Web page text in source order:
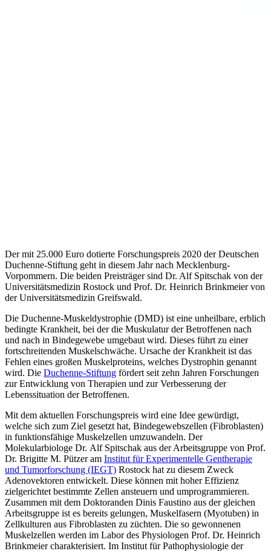
Der mit 25.000 Euro dotierte Forschungspreis 2020 der Deutschen
Duchenne-Stiftung geht in diesem Jahr nach Mecklenburg-
Vorpommern. Die beiden Preisträger sind Dr. Alf Spitschak von der
Universitätsmedizin Rostock und Prof. Dr. Heinrich Brinkmeier von
der Universitätsmedizin Greifswald.
Die Duchenne-Muskeldystrophie (DMD) ist eine unheilbare, erblich
bedingte Krankheit, bei der die Muskulatur der Betroffenen nach
und nach in Bindegewebe umgebaut wird. Dieses führt zu einer
fortschreitenden Muskelschwäche. Ursache der Krankheit ist das
Fehlen eines großen Muskelproteins, welches Dystrophin genannt
wird. Die Duchenne-Stiftung fördert seit zehn Jahren Forschungen
zur Entwicklung von Therapien und zur Verbesserung der
Lebenssituation der Betroffenen.
Mit dem aktuellen Forschungspreis wird eine Idee gewürdigt,
welche sich zum Ziel gesetzt hat, Bindegewebszellen (Fibroblasten)
in funktionsfähige Muskelzellen umzuwandeln. Der
Molekularbiologe Dr. Alf Spitschak aus der Arbeitsgruppe von Prof.
Dr. Brigitte M. Pützer am Institut für Experimentelle Gentherapie
und Tumorforschung (IEGT) Rostock hat zu diesem Zweck
Adenovektoren entwickelt. Diese können mit hoher Effizienz
zielgerichtet bestimmte Zellen ansteuern und umprogrammieren.
Zusammen mit dem Doktoranden Dinis Faustino aus der gleichen
Arbeitsgruppe ist es bereits gelungen, Muskelfasern (Myotuben) in
Zellkulturen aus Fibroblasten zu züchten. Die so gewonnenen
Muskelzellen werden im Labor des Physiologen Prof. Dr. Heinrich
Brinkmeier charakterisiert. Im Institut für Pathophysiologie der